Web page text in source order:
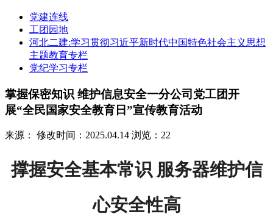
党建连线
工团园地
河北二建:学习贯彻习近平新时代中国特色社会主义思想
主题教育专栏
党纪学习专栏
掌握保密知识 维护信息安全一分公司党工团开
展“全民国家安全教育日”宣传教育活动
来源： 修改时间：2025.04.14 浏览：22
撑握安全基本常识 服务器维护信
心安全性高